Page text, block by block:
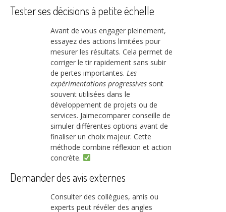
Tester ses décisions à petite échelle
Avant de vous engager pleinement,
essayez des actions limitées pour
mesurer les résultats. Cela permet de
corriger le tir rapidement sans subir
de pertes importantes. Les
expérimentations progressives sont
souvent utilisées dans le
développement de projets ou de
services. Jaimecomparer conseille de
simuler différentes options avant de
finaliser un choix majeur. Cette
méthode combine réflexion et action
concrète.
Demander des avis externes
Consulter des collègues, amis ou
experts peut révéler des angles